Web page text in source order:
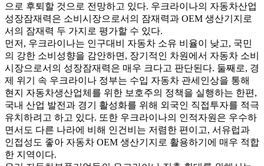
으로 후퇴할 것으로 전망하고 있다. 우크라이나의 자동차산업
성장잠재력은 소비시장으로서의 잠재력과 OEM 생산기지로
서의 잠재력 두 가지로 평가할 수 있다.
먼저, 우크라이나는 인구대비 자동차 소유 비율이 낮고, 국민
의 강한 소비성향을 감안하면, 장기적인 차원에서 자동차 소비
시장으로서의 성장잠재력은 매우 크다고 판단된다. 둘째로, 경
제 위기 속 우크라이나 정부는 수입 자동차 관세인상을 통해
현지 자동차생산업체를 위한 보호주의 정책을 실행하는 한편,
국내 산업 발전과 경기 활성화를 위해 외국인 직접투자를 적극
유치하려고 하고 있다. 또한 우크라이나의 인적자원은 우수하
면서도 다른 나라에 비해 인건비는 저렴한 편이고, 서유럽과
인접성도 좋아 자동차 OEM 생산기지로 활용하기에 매우 적합
한 지역이다.